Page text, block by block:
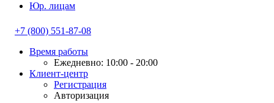
Юр. лицам
+7 (800) 551-87-08
Время работы
Ежедневно: 10:00 - 20:00
Клиент-центр
Регистрация
Авторизация